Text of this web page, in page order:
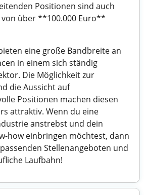
Positionen sind auch
über **100.000 Euro**
eine große Bandbreite an
in einem sich ständig
Die Möglichkeit zur
die Aussicht auf
Positionen machen diesen
attraktiv. Wenn du eine
anstrebst und dein
how einbringen möchtest, dann
Stellenangeboten und
Laufbahn!